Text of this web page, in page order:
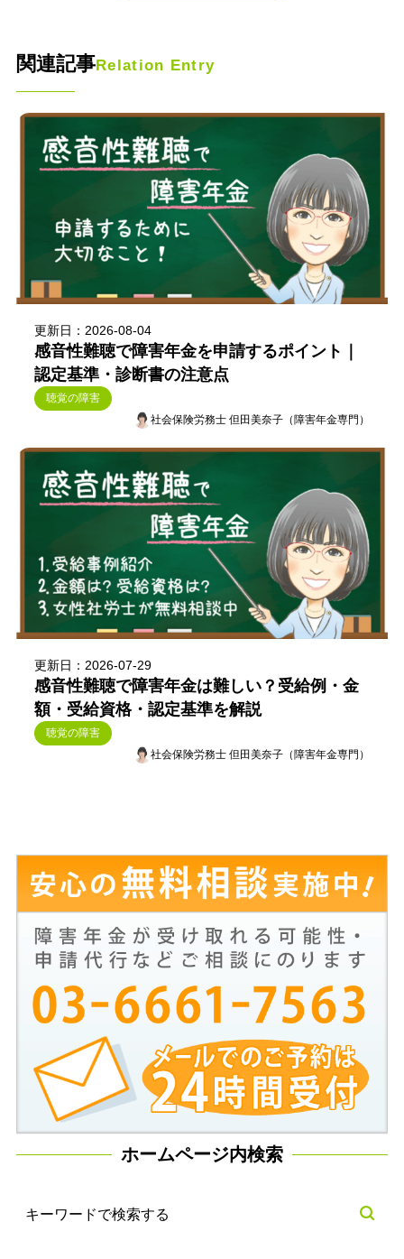
関連記事Relation Entry
更新日：2026-08-04
感音性難聴で障害年金を申請するポイント｜
認定基準・診断書の注意点
聴覚の障害
社会保険労務士 但田美奈子（障害年金専門）
更新日：2026-07-29
感音性難聴で障害年金は難しい？受給例・金
額・受給資格・認定基準を解説
聴覚の障害
社会保険労務士 但田美奈子（障害年金専門）
ホームページ内検索